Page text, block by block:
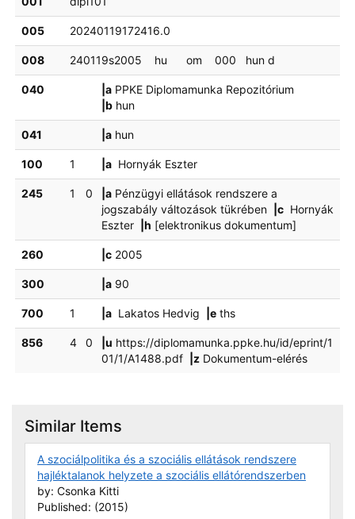
005 20240119172416.0
008 240119s2005    hu      om    000   hun d
040 |a PPKE Diplomamunka Repozitórium
|b hun
041 |a hun
100 1 |a Hornyák Eszter
245 1 0 |a Pénzügyi ellátások rendszere a
jogszabály változások tükrében
|c Hornyák
Eszter
|h [elektronikus dokumentum]
260 |c 2005
300 |a 90
700 1 |a Lakatos Hedvig |e ths
856 4 0 |u https://diplomamunka.ppke.hu/id/eprint/1
01/1/A1488.pdf
|z Dokumentum-elérés
Similar Items
A szociálpolitika és a szociális ellátások rendszere
hajléktalanok helyzete a szociális ellátórendszerben
by: Csonka Kitti
Published: (2015)